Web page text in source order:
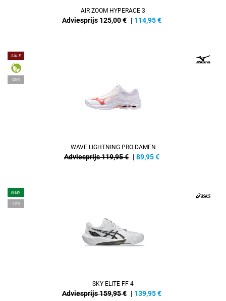
AIR ZOOM HYPERACE 3
Adviesprijs 125,00 € | 114,95€
SALE
-25%
WAVE LIGHTNING PRO DAMEN
Adviesprijs 119,95 € | 89,95€
NEW
-13%
SKY ELITE FF 4
Adviesprijs 159,95 € | 139,95€